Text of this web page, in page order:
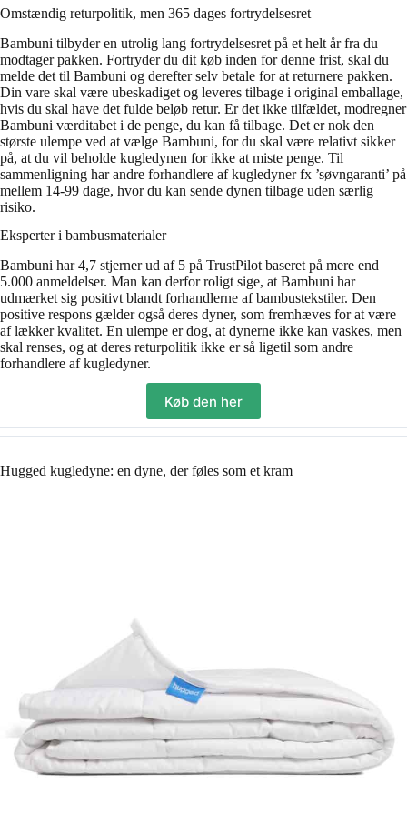
Omstændig returpolitik, men 365 dages fortrydelsesret
Bambuni tilbyder en utrolig lang fortrydelsesret på et helt år fra du
modtager pakken. Fortryder du dit køb inden for denne frist, skal du
melde det til Bambuni og derefter selv betale for at returnere pakken.
Din vare skal være ubeskadiget og leveres tilbage i original emballage,
hvis du skal have det fulde beløb retur. Er det ikke tilfældet, modregner
Bambuni værditabet i de penge, du kan få tilbage. Det er nok den
største ulempe ved at vælge Bambuni, for du skal være relativt sikker
på, at du vil beholde kugledynen for ikke at miste penge. Til
sammenligning har andre forhandlere af kugledyner fx ’søvngaranti’ på
mellem 14-99 dage, hvor du kan sende dynen tilbage uden særlig
risiko.
Eksperter i bambusmaterialer
Bambuni har 4,7 stjerner ud af 5 på TrustPilot baseret på mere end
5.000 anmeldelser. Man kan derfor roligt sige, at Bambuni har
udmærket sig positivt blandt forhandlerne af bambustekstiler. Den
positive respons gælder også deres dyner, som fremhæves for at være
af lækker kvalitet. En ulempe er dog, at dynerne ikke kan vaskes, men
skal renses, og at deres returpolitik ikke er så ligetil som andre
forhandlere af kugledyner.
Køb den her
Hugged kugledyne: en dyne, der føles som et kram